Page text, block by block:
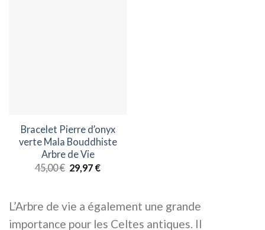
Bracelet Pierre d’onyx
verte Mala Bouddhiste
Arbre de Vie
45,00€ Le
prix
45,00 €.
29,97 €Le
29,97 €.
L’Arbre de vie a également une grande
importance pour les Celtes antiques. Il